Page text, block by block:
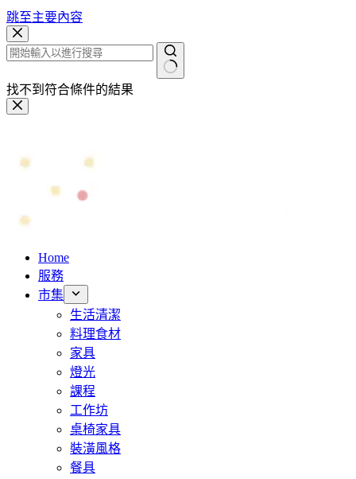
跳至主要內容
找不到符合條件的結果
Home
服務
市集
生活清潔
料理食材
家具
燈光
課程
工作坊
桌椅家具
裝潢風格
餐具